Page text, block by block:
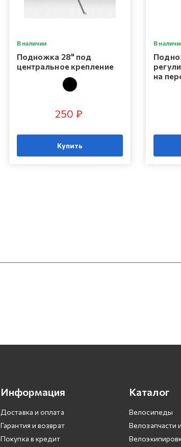
В наличии
Подножка 28" под
центральное крепление
250 ₽
Купить
В
на
Информация
Доставка и оплата
Гарантия и возврат
Покупка в кредит
Каталог
Велосипеды
Велозапчасти